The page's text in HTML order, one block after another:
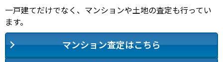
一戸建てだけでなく、マンションや土地の査定も行ってい
ます。
マンション査定はこちら